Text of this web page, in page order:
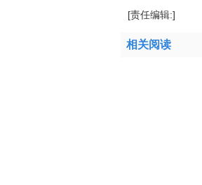
[责任编辑:]
相关阅读